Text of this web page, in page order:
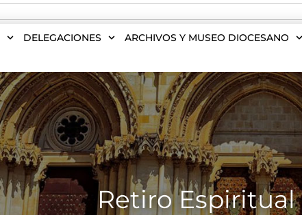
DELEGACIONES ARCHIVOS Y MUSEO DIOCESANO
Retiro Espiritual